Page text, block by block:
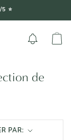
⭐️
de
PAR: